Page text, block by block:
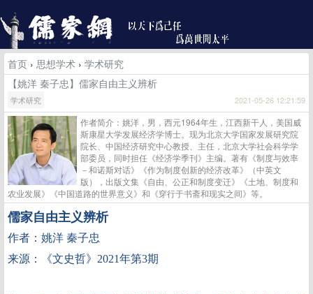
首页 › 思想学术 › 学术研究
【姚洋 秦子忠】儒家自由主义辨析
学术研究 2021-05-26 12:21:59
作者简介：姚洋，男，西元1964年生，江西新干人，美国威
斯康星大学发展经济学博士。现为北京大学国家发展研究院
院长、中国经济研究中心教授、主任，北京大学社会科学学
部委员，同时担任《经济学季刊》主编。著有《制度与效率
－和诺斯对话》《作为制度创新的经济改革》（中英文
版），出版文集《自由、公正和制度变迁》《土地、制度和
农业发展》《中国道路的世界意义》和《穿行于书斋和现实之间》等。
儒家自由主义辨析
作者：姚洋 秦子忠
来源：《文史哲》2021年第3期